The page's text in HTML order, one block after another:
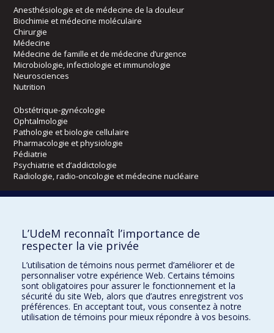
Anesthésiologie et de médecine de la douleur
Biochimie et médecine moléculaire
Chirurgie
Médecine
Médecine de famille et de médecine d’urgence
Microbiologie, infectiologie et immunologie
Neurosciences
Nutrition
Obstétrique-gynécologie
Ophtalmologie
Pathologie et biologie cellulaire
Pharmacologie et physiologie
Pédiatrie
Psychiatrie et d’addictologie
Radiologie, radio-oncologie et médecine nucléaire
Kinésiologie et des sciences de l’activité physique
Orthophonie et audiologie
Directions
DPC
CPASS
L’UdeM reconnaît l’importance de
respecter la vie privée
L’utilisation de témoins nous permet d’améliorer et de
personnaliser votre expérience Web. Certains témoins
sont obligatoires pour assurer le fonctionnement et la
sécurité du site Web, alors que d’autres enregistrent vos
préférences. En acceptant tout, vous consentez à notre
utilisation de témoins pour mieux répondre à vos besoins.